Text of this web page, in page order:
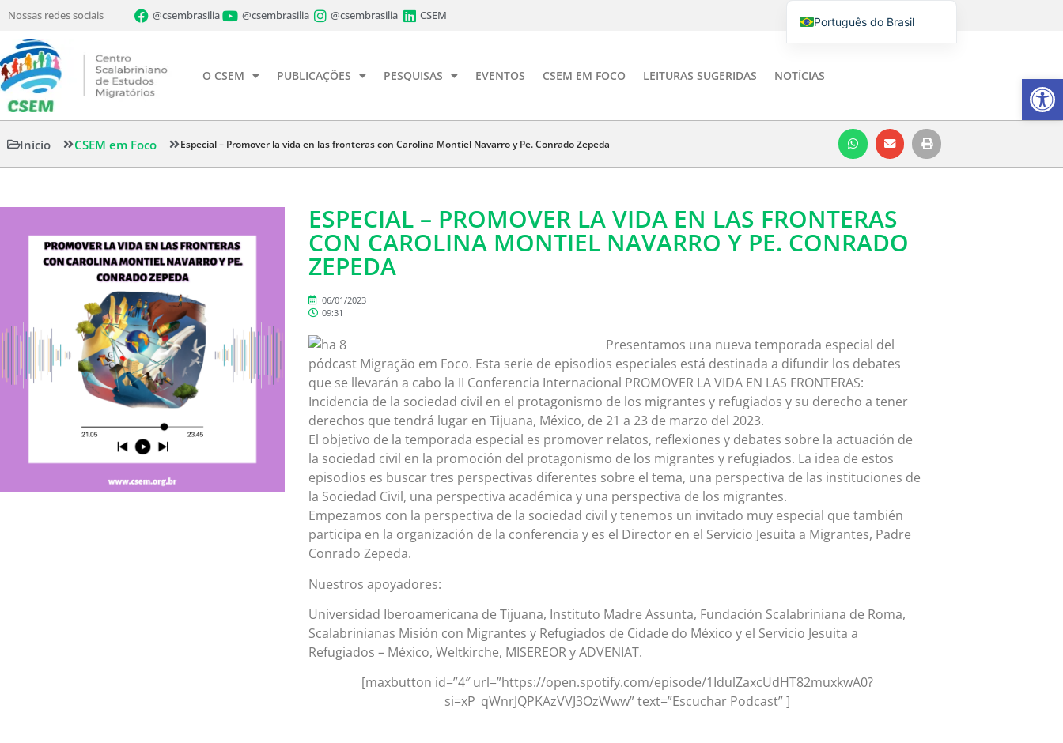
Nossas redes sociais @csembrasilia @csembrasilia @csembrasilia CSEM
O CSEM PUBLICAÇÕES PESQUISAS EVENTOS CSEM EM FOCO LEITURAS SUGERIDAS NOTÍCIAS
Início CSEM em Foco Especial – Promover la vida en las fronteras con Carolina Montiel Navarro y Pe. Conrado Zepeda
ESPECIAL – PROMOVER LA VIDA EN LAS FRONTERAS
CON CAROLINA MONTIEL NAVARRO Y PE. CONRADO
ZEPEDA
06/01/2023
09:31
Presentamos una nueva temporada especial del
pódcast Migração em Foco. Esta serie de episodios especiales está destinada a difundir los debates
que se llevarán a cabo la II Conferencia Internacional PROMOVER LA VIDA EN LAS FRONTERAS:
Incidencia de la sociedad civil en el protagonismo de los migrantes y refugiados y su derecho a tener
derechos que tendrá lugar en Tijuana, México, de 21 a 23 de marzo del 2023.
El objetivo de la temporada especial es promover relatos, reflexiones y debates sobre la actuación de
la sociedad civil en la promoción del protagonismo de los migrantes y refugiados. La idea de estos
episodios es buscar tres perspectivas diferentes sobre el tema, una perspectiva de las instituciones de
la Sociedad Civil, una perspectiva académica y una perspectiva de los migrantes.
Empezamos con la perspectiva de la sociedad civil y tenemos un invitado muy especial que también
participa en la organización de la conferencia y es el Director en el Servicio Jesuita a Migrantes, Padre
Conrado Zepeda.
Nuestros apoyadores:
Universidad Iberoamericana de Tijuana, Instituto Madre Assunta, Fundación Scalabriniana de Roma,
Scalabrinianas Misión con Migrantes y Refugiados de Cidade do México y el Servicio Jesuita a
Refugiados – México, Weltkirche, MISEREOR y ADVENIAT.
[maxbutton id=”4″ url=”https://open.spotify.com/episode/1IdulZaxcUdHT82muxkwA0?
si=xP_qWnrJQPKAzVVJ3OzWww” text=”Escuchar Podcast” ]
Barra de
Português do Brasil
Italiano